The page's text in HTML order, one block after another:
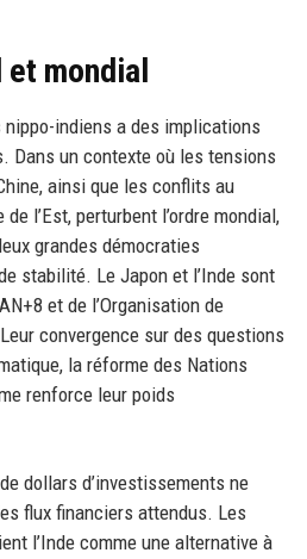
mondial
indiens a des implications
Dans un contexte où les tensions
ainsi que les conflits au
l’Est, perturbent l’ordre mondial,
grandes démocraties
stabilité. Le Japon et l’Inde sont
et de l’Organisation de
convergence sur des questions
la réforme des Nations
renforce leur poids
dollars d’investissements ne
flux financiers attendus. Les
l’Inde comme une alternative à